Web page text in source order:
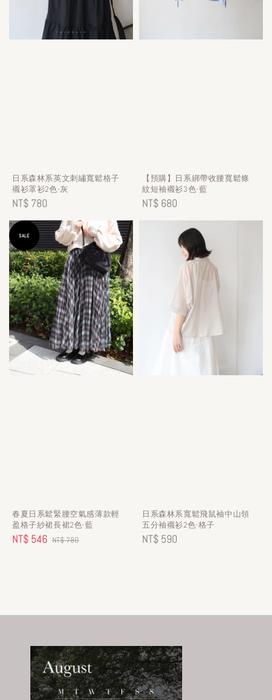
日系森林系英文刺繡寬鬆格子
襯衫罩衫2色-灰
Regular
price
NT$ 780
【預購】日系綁帶收腰寬鬆條
紋短袖襯衫3色-藍
Regular
NT$ 680
SALE
春夏日系鬆緊腰空氣感薄款輕
盈格子紗裙長裙2色-藍
Sale
NT$ 546 Regular
NT$ 780
日系森林系寬鬆飛鼠袖中山領
五分袖襯衫2色-格子
Regular
NT$ 590